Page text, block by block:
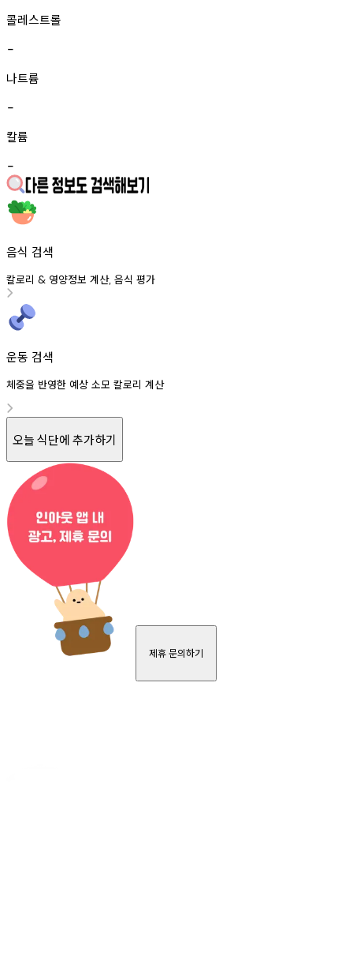
콜레스트롤
-
나트륨
-
칼륨
-
음식 검색
칼로리 & 영양정보 계산, 음식 평가
운동 검색
체중을 반영한 예상 소모 칼로리 계산
오늘 식단에 추가하기
제휴 문의하기